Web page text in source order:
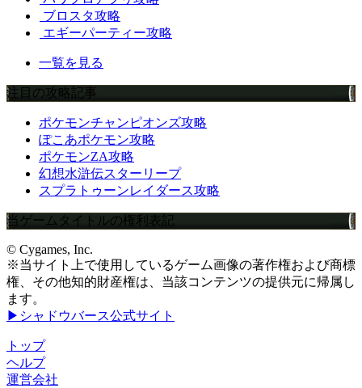
ブロスタ攻略
エギーパーティー攻略
一覧を見る
注目の攻略記事
ポケモンチャンピオンズ攻略
ぽこあポケモン攻略
ポケモンZA攻略
幻想水滸伝スターリープ
スプラトゥーンレイダース攻略
当ゲームタイトルの権利表記
© Cygames, Inc.
※当サイト上で使用しているゲーム画像の著作権および商標
権、その他知的財産権は、当該コンテンツの提供元に帰属し
ます。
▶シャドウバース公式サイト
トップ
ヘルプ
運営会社